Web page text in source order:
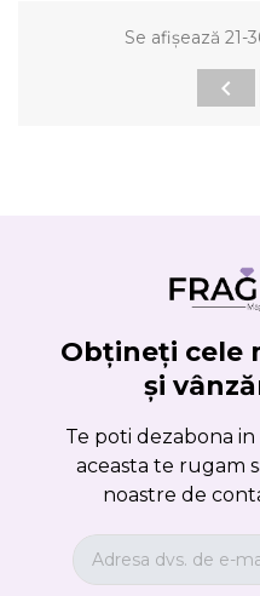
Se afișează 21-

Obțineți cele
și
Te poti dezabona
aceasta te rugam
noastre de